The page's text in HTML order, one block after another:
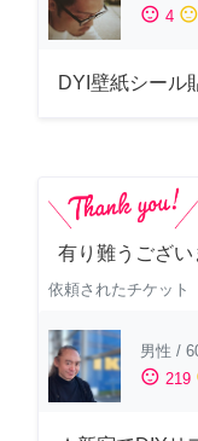
sentiment_satisfied 4 sentiment_neutral
DYI壁紙シール
有り難うござい
依頼されたチケット
男性 /
sentiment_satisfied 219